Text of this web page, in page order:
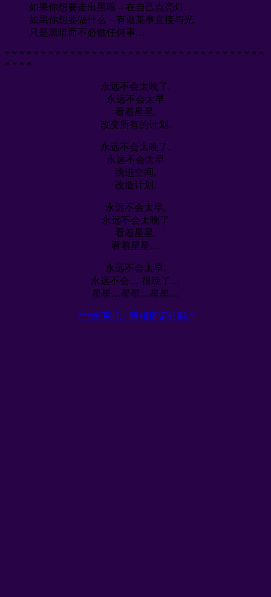
如果你想要走出黑暗 – 在自己点亮灯.
如果你想要做什么 – 有做某事直接与光,
只是黑暗而不必做任何事…
* * * * * * * * * * * * * * * * * * * * * * * * * * * * * * * * * * * *
* * * *
永远不会太晚了,
永远不会太早
看着星星,
改变所有的计划.
永远不会太晚了,
永远不会太早
跳进空间,
改造计划.
永远不会太早,
永远不会太晚了
看着星星,
看着星星…
永远不会太早,
永远不会… 很晚了…
星星…星星…星星…
***维克托 · 蔡和奇诺杜鹃 *